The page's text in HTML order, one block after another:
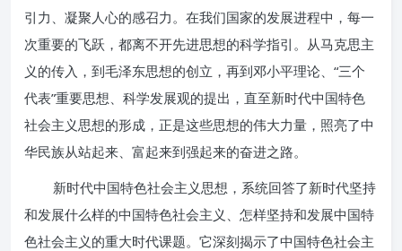
引力、凝聚人心的感召力。在我们国家的发展进程中，每一
次重要的飞跃，都离不开先进思想的科学指引。从马克思主
义的传入，到毛泽东思想的创立，再到邓小平理论、“三个
代表”重要思想、科学发展观的提出，直至新时代中国特色
社会主义思想的形成，正是这些思想的伟大力量，照亮了中
华民族从站起来、富起来到强起来的奋进之路。
新时代中国特色社会主义思想，系统回答了新时代坚持
和发展什么样的中国特色社会主义、怎样坚持和发展中国特
色社会主义的重大时代课题。它深刻揭示了中国特色社会主